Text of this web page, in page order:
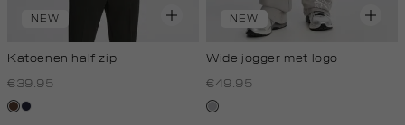
NEW
Katoenen half zip
€39.95
donkerbruin
blauw,
NEW
Wide jogger met logo
€49.95
lichtgrijs